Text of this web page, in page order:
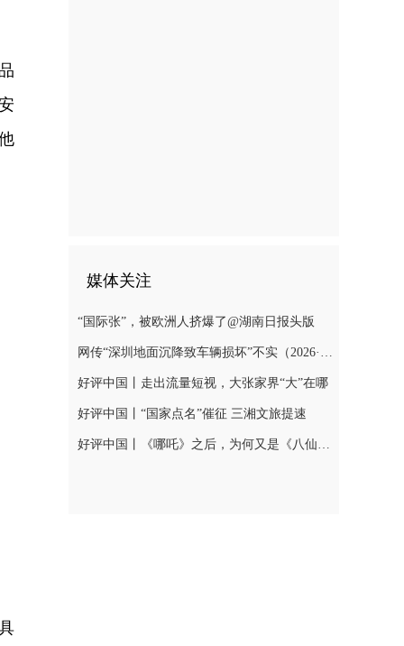
媒体关注
“国际张”，被欧洲人挤爆了@湖南日报头版
网传“深圳地面沉降致车辆损坏”不实（2026·08·06）
好评中国丨走出流量短视，大张家界“大”在哪
好评中国丨“国家点名”催征 三湘文旅提速
好评中国丨《哪吒》之后，为何又是《八仙！》？